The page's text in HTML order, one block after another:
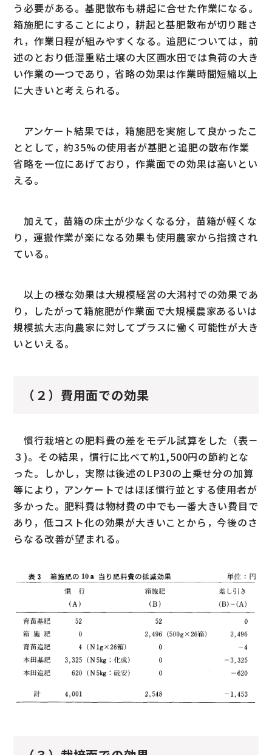
う必要がある。基肥散布も耕起に合せた作業になる。
箱施肥にすることにより，耕起と基肥散布が切り離さ
れ，作業日程が組みやすくなる。追肥については，前
述のとおり低湿重粘土壌の大区画水田では負荷の大き
い作業の一つであり，省略の効果は作業時間短縮以上
に大きいと考えられる。
アンケート結果では，箱施肥を実施して良かったこ
ととして，約35%の使用者が基肥と追肥の散布作業
省略を一位にあげており，作業面での効果は高いとい
える。
加えて，苗箱の床土が少なくなる分，苗箱が軽くな
り，運搬作業が楽になる効果も使用農家から指摘され
ている。
以上の様な効果は大規模経営の大潟村での効果であ
り，したがって箱施肥が作業面で大規模農家あるいは
規模拡大志向農家に対してプラスに働く可能性が大き
いといえる。
（２）費用面での効果
慣行栽培との肥料費の差をモデル試算をした（表－
３)。その結果，慣行に比べて約1,500円の節約とな
った。しかし，実際は後述のLP30の上乗せ分の加算
等により，アンケートではほぼ慣行並とする使用者が
多かった。肥料費は物材費の中でも一番大きい費目で
あり，低コスト化の効果が大きいことから，今後のさ
らなる改善が望まれる。